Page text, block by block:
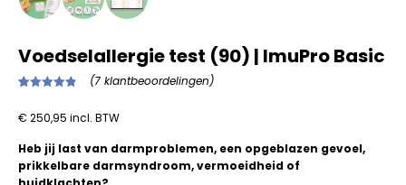
Voedselallergie test (90) | ImuPro Basic
gebaseerd
(7klantbeoordelingen)
€ 250,95 incl. BTW
Heb jij last van darmproblemen, een opgeblazen gevoel,
prikkelbare darmsyndroom, vermoeidheid of